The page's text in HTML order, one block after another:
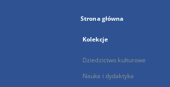
Strona główna
Kolekcje
Dziedzictwo kulturowe
Nauka i dydaktyka